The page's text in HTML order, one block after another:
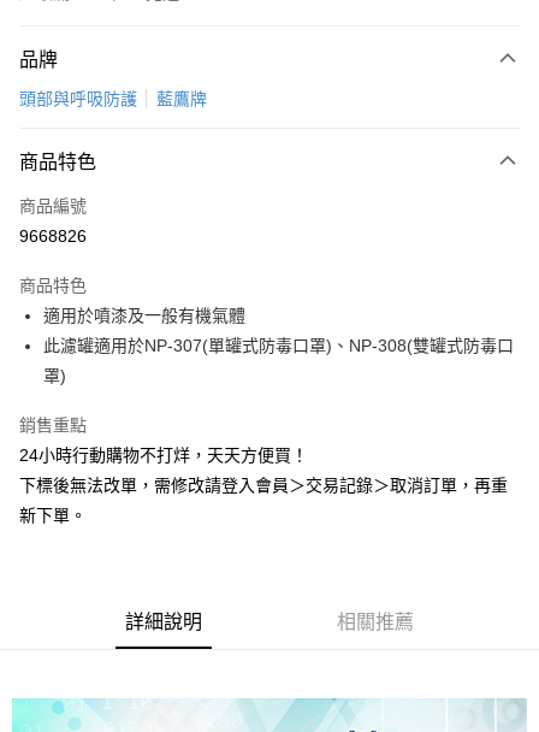
信用卡一次付款
LINE Pay
Apple Pay
Google Pay
全盈+PAY
AFTEE先享後付
相關說明
AFTEE先享後付是「在收到商品之後才付款」的支付方式。 讓您購物簡單
便利好安心！
１．簡單：不需註冊會員、不需綁卡、不需儲值。
２．便利：只要手機號碼，簡訊認證，即可結帳。
１．於結帳方式選擇「AFTEE先享後付」後，將跳轉至「AFTEE先享後付」
ATM／網路銀行／等多元方式進行付款，方視為交易完成。
※ 請注意：結帳手續完成當下不需立刻繳費，但若您需要取消訂單，請聯絡
ATM付款
運送方式
付款後全家取貨
7-11取貨付款
品牌
頭部與呼吸防護 藍鷹牌
商品特色
商品編號
9668826
商品特色
適用於噴漆及一般有機氣體
此濾罐適用於NP-307(單罐式防毒口罩)、NP-308(雙罐式防毒口
罩)
銷售重點
24小時行動購物不打烊，天天方便買！
下標後無法改單，需修改請登入會員＞交易記錄＞取消訂單，再重
新下單。
詳細說明 相關推薦